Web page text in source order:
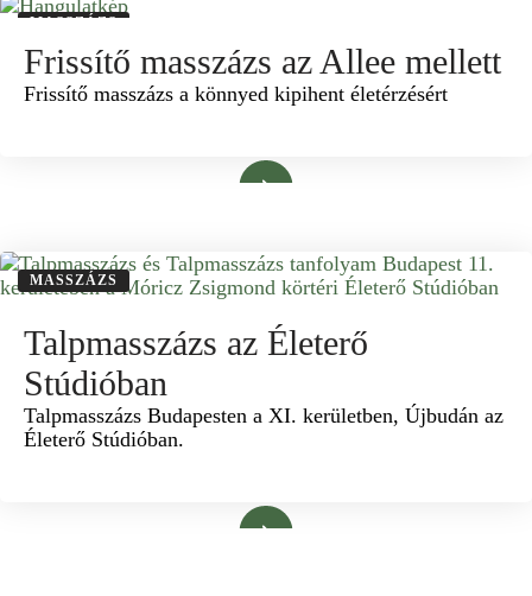
MASSZÁZS
Frissítő masszázs az Allee mellett
Frissítő masszázs a könnyed kipihent életérzésért
MASSZÁZS
Talpmasszázs az Életerő
Stúdióban
Talpmasszázs Budapesten a XI. kerületben, Újbudán az
Életerő Stúdióban.